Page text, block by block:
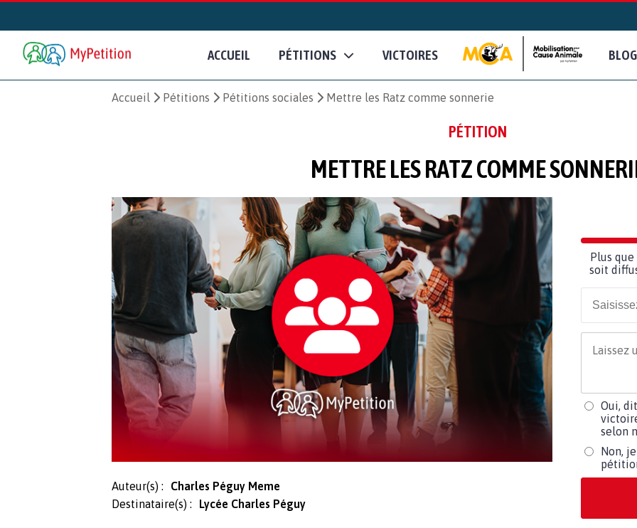
ACCUEIL PÉTITIONS VICTOIRES BLOG
Accueil Pétitions Pétitions sociales Mettre les Ratz comme sonnerie
PÉTITION
METTRE LES RATZ COMME
Auteur(s) :
Charles Péguy Meme
Destinataire(s) :
Lycée Charles Péguy
Plus
soit
Oui,
selon
Non,